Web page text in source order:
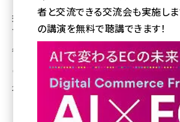
楽天 (1874)
アスクル (1122)
base (1083)
ビィ・フォアード (777)
「サバスタ」を刷新したクラウド型のEC一元管
理システム「TEMPOSTAR」の提供開始、テコ
ラス
従来のインストール型、クラウド型の一元管理システ
瀧川 正実
2015年2月24日 11:00
者と交流できる交流会も実施しま
の講演を無料で聴講できます！